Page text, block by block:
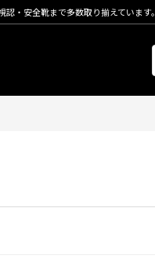
・安全靴まで多数取り揃えています。